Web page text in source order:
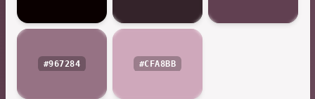
#967284 #CFA8BB